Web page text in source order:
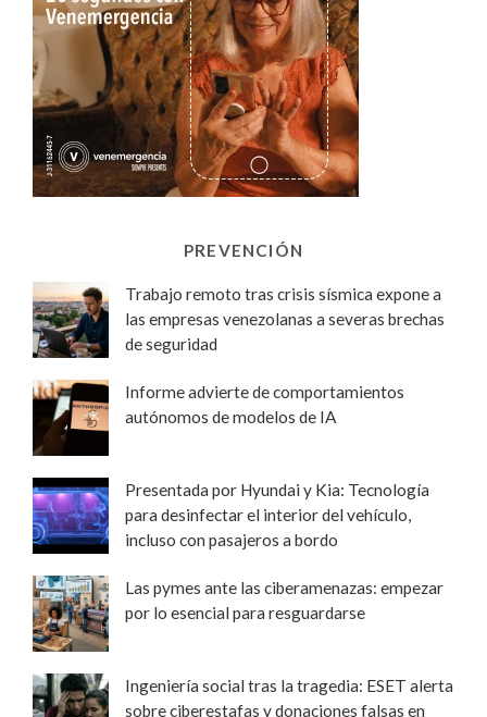
PREVENCIÓN
Trabajo remoto tras crisis sísmica expone a
las empresas venezolanas a severas brechas
de seguridad
Informe advierte de comportamientos
autónomos de modelos de IA
Presentada por Hyundai y Kia: Tecnología
para desinfectar el interior del vehículo,
incluso con pasajeros a bordo
Las pymes ante las ciberamenazas: empezar
por lo esencial para resguardarse
Ingeniería social tras la tragedia: ESET alerta
sobre ciberestafas y donaciones falsas en